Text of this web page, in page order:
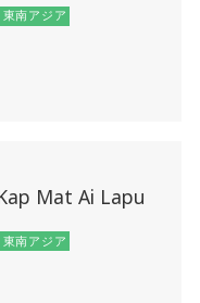
南アジア
Mat Ai Lapu
南アジア